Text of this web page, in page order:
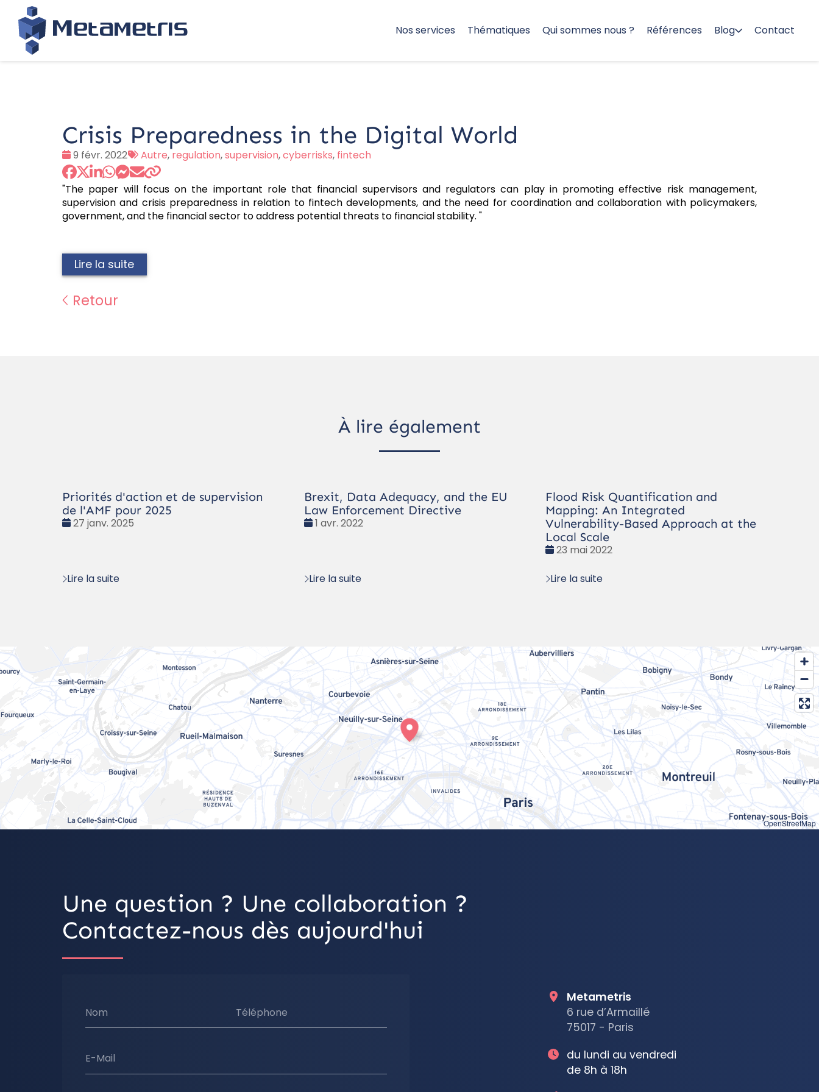
Nos services Thématiques Qui sommes nous ? Références Blog Contact
Crisis Preparedness in the Digital World
Date
:
9 févr. 2022
Tags
:
Autre, regulation,supervision,cyberrisks, fintech
"The paper will focus on the important role that financial supervisors and regulators can play in promoting effective risk management,
supervision and crisis preparedness in relation to fintech developments, and the need for coordination and collaboration with policymakers,
government, and the financial sector to address potential threats to financial stability. "
Lire la suite
Retour
À lire également
Priorités d'action et de supervision
de l'AMF pour 2025
Date
27 janv. 2025
Lire la suite
Brexit, Data Adequacy, and the EU
Law Enforcement Directive
Date
1 avr. 2022
Lire la suite
Flood Risk Quantification and
Mapping: An Integrated
Vulnerability-Based Approach at the
Local Scale
Date
23 mai 2022
Lire la suite
OpenStreetMap
Une question ? Une collaboration ?
Contactez-nous dès aujourd'hui
Nom Téléphone
E-Mail
Metametris
6 rue d’Armaillé
75017 - Paris
du lundi au vendredi
de 8h à 18h